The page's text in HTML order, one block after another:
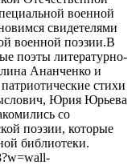
военной
свидетелями
военной поэзии.В
поэты литературно-
Ананченко и
стихи
Юрия Юрьева
со
поэзии, которые
библиотеки.